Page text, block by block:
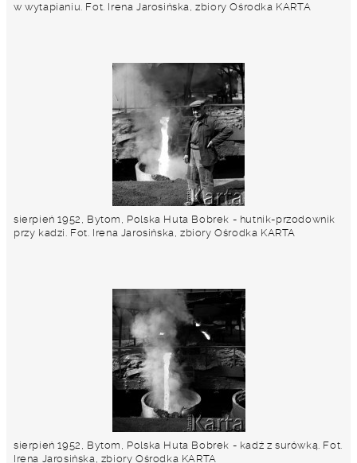
w wytapianiu. Fot. Irena Jarosińska, zbiory Ośrodka KARTA
sierpień 1952, Bytom, Polska Huta Bobrek - hutnik-przodownik
przy kadzi. Fot. Irena Jarosińska, zbiory Ośrodka KARTA
sierpień 1952, Bytom, Polska Huta Bobrek - kadź z surówką. Fot.
Irena Jarosińska, zbiory Ośrodka KARTA